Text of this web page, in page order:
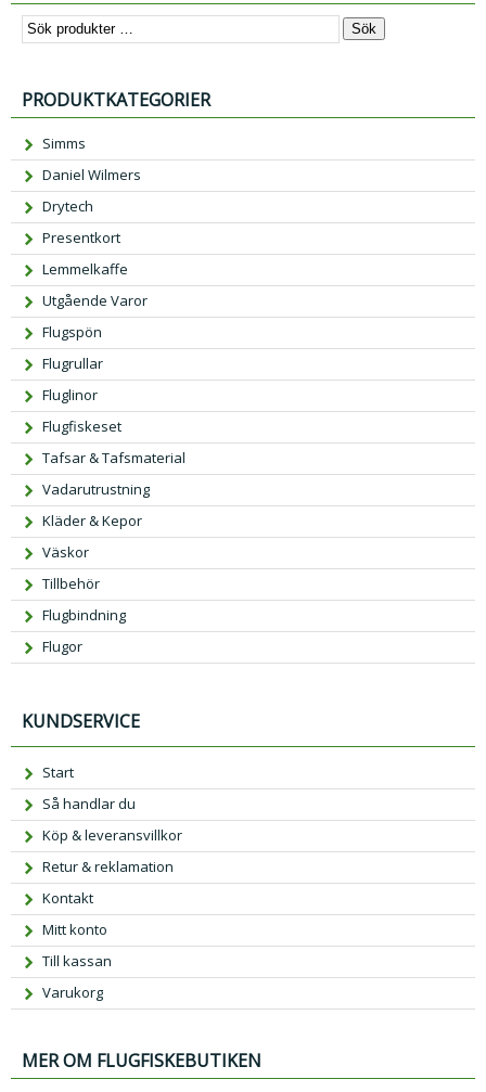
Sök
PRODUKTKATEGORIER
Simms
Daniel Wilmers
Drytech
Presentkort
Lemmelkaffe
Utgående Varor
Flugspön
Flugrullar
Fluglinor
Flugfiskeset
Tafsar & Tafsmaterial
Vadarutrustning
Kläder & Kepor
Väskor
Tillbehör
Flugbindning
Flugor
KUNDSERVICE
Start
Så handlar du
Köp & leveransvillkor
Retur & reklamation
Kontakt
Mitt konto
Till kassan
Varukorg
MER OM FLUGFISKEBUTIKEN